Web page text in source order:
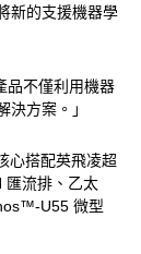
新的支援機器學
品不僅利用機器
方案。」
心搭配英飛凌超
匯流排、乙太
U55 微型